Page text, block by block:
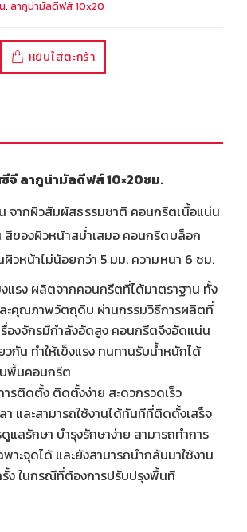
, ลากูน่ามัลดีฟส์ 10x20
หยิบใส่ตะกร้า
จี ลากูน่ามัลดีฟส์ 10×20ซม.
จากผิวสัมผัสธรรมชาติ คอนกรีตเนื้อแน่น
สีของผิวหน้าสม่ำเสมอ คอนกรีตบล็อก
วหน้าไม่น้อยกว่า 5 มม. ความหนา 6 ซม.
แรง ผลิตจากคอนกรีตที่ได้มาตราฐาน ทั้ง
ะคุณภาพวัตถุดิบ ผ่านกรรมวิธีการผลิตที่
องจักรมีกำลังอัดสูง คอนกรีตจึงอัดแน่น
วกัน ทำให้เข็งแรง ทนทานรับน้ำหนักได้
บพื้นคอนกรีต
รติดตั้ง ติดตั้งง่าย สะดวกรวดเร็ว
า และสามารถใช้งานได้ทันทีที่ติดตั้งเสร็จ
แลรักษา บำรุงรักษาง่าย สามารถทำการ
าะจุดได้ และยังสามารถนำกลับมาใช้งาน
ง ในกรณีที่ต้องการปรับปรุงพื้นที